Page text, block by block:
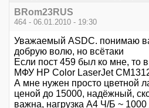
BRom23RUS
464 - 06.01.2010 - 19:30
Уважаемый ASDC. понимаю
добрую волю, но всётаки
Если пост 459 был ко мне, то
МФУ HP Color LaserJet
А мне нужен просто цветной
ценой до 15000, надёжный,
важна, нагрузка А4 Ч/Б ~